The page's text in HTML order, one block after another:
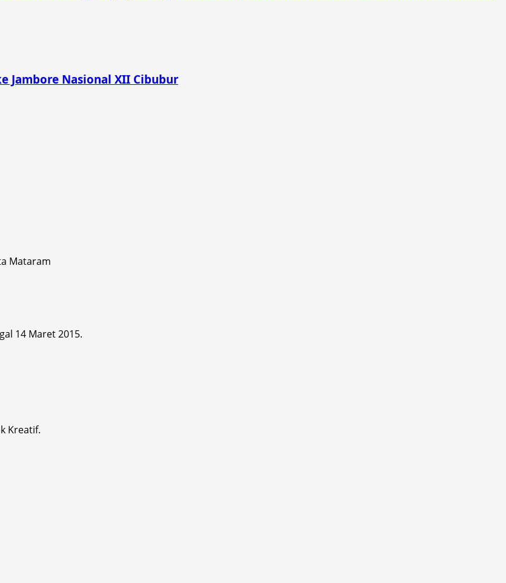
Jambore Nasional XII Cibubur
Mataram
14 Maret 2015.
Kreatif.